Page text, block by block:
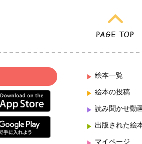
絵本一覧
絵本の投稿
読み聞かせ動
出版された絵
マイページ